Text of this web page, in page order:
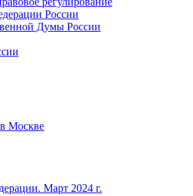
России
Думы России
Москве
Март 2024 г.